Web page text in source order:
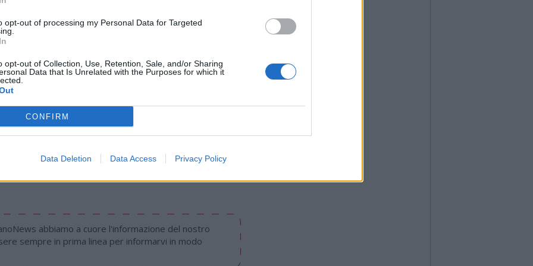
opt-out of processing my Personal Data for Targeted
opt-out of Collection, Use, Retention, Sale, and/or Sharing
Data that Is Unrelated with the Purposes for which it
CONFIRM
Data Deletion Data Access Privacy Policy
Montgomery
DI VARESENEWS DEDICATO A MATTIA
Castronno
diagosto
abbiamo a cuore l'informazione del nostro
sempre in prima linea per informarvi in modo